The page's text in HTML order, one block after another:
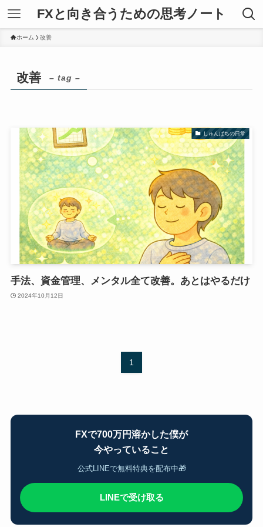
FXと向き合うための思考ノート
ホーム 改善
改善 – tag –
しゅんぱちの日常
手法、資金管理、メンタル全て改善。あとはやるだけ
2024年10月12日
1
FXで700万円溶かした僕が
今やっていること
公式LINEで無料特典を配布中🎁
LINEで受け取る